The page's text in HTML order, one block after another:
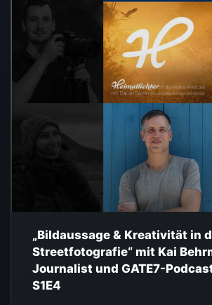
„Bildaussage & Kreativität in
Streetfotografie“ mit Kai
Journalist und GATE7-
S1E4